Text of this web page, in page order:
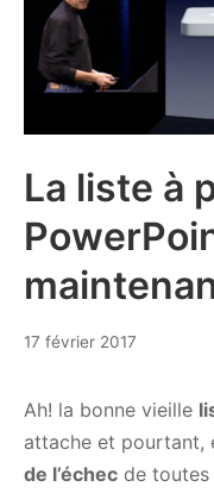
La liste à
17 février 2017
Ah! la bonne vieille
attache et pourtant,
de l’échec de